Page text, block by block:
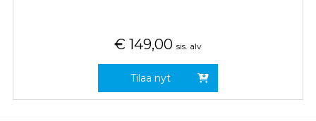
€ 149,00 sis. alv
Tilaa nyt